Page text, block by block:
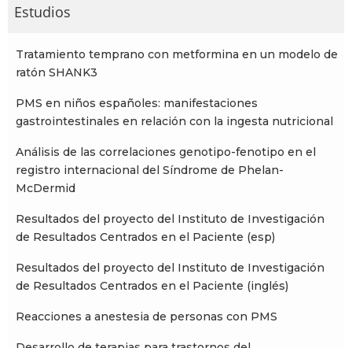
Estudios
Tratamiento temprano con metformina en un modelo de
ratón SHANK3
PMS en niños españoles: manifestaciones
gastrointestinales en relación con la ingesta nutricional
Análisis de las correlaciones genotipo-fenotipo en el
registro internacional del Síndrome de Phelan-
McDermid
Resultados del proyecto del Instituto de Investigación
de Resultados Centrados en el Paciente (esp)
Resultados del proyecto del Instituto de Investigación
de Resultados Centrados en el Paciente (inglés)
Reacciones a anestesia de personas con PMS